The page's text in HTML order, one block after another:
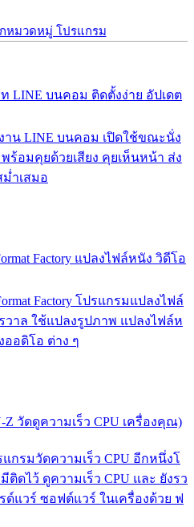
หมวดหมู่ โปรแกรม
LINE บนคอม ติดตั้งง่าย อัปเดต
าน LINE บนคอม เปิดใช้ขณะนั่ง
ร้อมคุยด้วยเสียง คุยเห็นหน้า ส่ง
ม่ำเสมอ
Factory แปลงไฟล์หนัง วิดีโอ
Factory โปรแกรมแปลงไฟล์
วาล ใช้แปลงรูปภาพ แปลงไฟล์ห
ออดิโอ ต่าง ๆ
Z วัดดูความเร็ว CPU เครื่องคุณ)
กรมวัดความเร็ว CPU อีกหนึ่งโ
ดไว้ ดูความเร็ว CPU และ ยังรว
ด์แวร์ ซอฟต์แวร์ ในเครื่องด้วย ฟ